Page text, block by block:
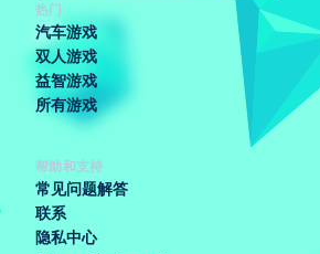
热门
汽车游戏
双人游戏
益智游戏
所有游戏
帮助和支持
常见问题解答
联系
隐私中心